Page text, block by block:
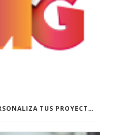
IMPRESIÓN EN VINILO: PERSONALIZA TUS PROYECTOS CON CALIDAD PROFESIONAL